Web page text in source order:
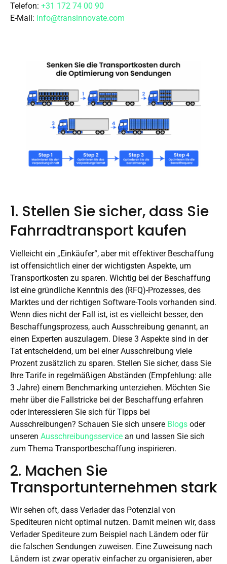
Telefon: +31 172 74 00 90
E-Mail: info@transinnovate.com
1. Stellen Sie sicher, dass Sie
Fahrradtransport kaufen
Vielleicht ein „Einkäufer“, aber mit effektiver Beschaffung
ist offensichtlich einer der wichtigsten Aspekte, um
Transportkosten zu sparen. Wichtig bei der Beschaffung
ist eine gründliche Kenntnis des (RFQ)-Prozesses, des
Marktes und der richtigen Software-Tools vorhanden sind.
Wenn dies nicht der Fall ist, ist es vielleicht besser, den
Beschaffungsprozess, auch Ausschreibung genannt, an
einen Experten auszulagern. Diese 3 Aspekte sind in der
Tat entscheidend, um bei einer Ausschreibung viele
Prozent zusätzlich zu sparen. Stellen Sie sicher, dass Sie
Ihre Tarife in regelmäßigen Abständen (Empfehlung: alle
3 Jahre) einem Benchmarking unterziehen. Möchten Sie
mehr über die Fallstricke bei der Beschaffung erfahren
oder interessieren Sie sich für Tipps bei
Ausschreibungen? Schauen Sie sich unsere Blogs oder
unseren Ausschreibungsservice an und lassen Sie sich
zum Thema Transportbeschaffung inspirieren.
2. Machen Sie
Transportunternehmen stark
Wir sehen oft, dass Verlader das Potenzial von
Spediteuren nicht optimal nutzen. Damit meinen wir, dass
Verlader Spediteure zum Beispiel nach Ländern oder für
die falschen Sendungen zuweisen. Eine Zuweisung nach
Ländern ist zwar operativ einfacher zu organisieren, aber